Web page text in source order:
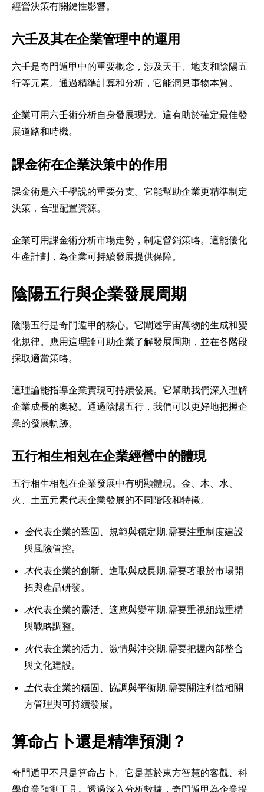
經營決策有關鍵性影響。
六壬及其在企業管理中的運用
六壬是奇門遁甲中的重要概念，涉及天干、地支和陰陽五
行等元素。通過精準計算和分析，它能洞見事物本質。
企業可用六壬術分析自身發展現狀。這有助於確定最佳發
展道路和時機。
課金術在企業決策中的作用
課金術是六壬學說的重要分支。它能幫助企業更精準制定
決策，合理配置資源。
企業可用課金術分析市場走勢，制定營銷策略。這能優化
生產計劃，為企業可持續發展提供保障。
陰陽五行與企業發展周期
陰陽五行是奇門遁甲的核心。它闡述宇宙萬物的生成和變
化規律。應用這理論可助企業了解發展周期，並在各階段
採取適當策略。
這理論能指導企業實現可持續發展。它幫助我們深入理解
企業成長的奧秘。通過陰陽五行，我們可以更好地把握企
業的發展軌跡。
五行相生相剋在企業經營中的體現
五行相生相剋在企業發展中有明顯體現。金、木、水、
火、土五元素代表企業發展的不同階段和特徵。
金代表企業的鞏固、規範與穩定期,需要注重制度建設
與風險管控。
木代表企業的創新、進取與成長期,需要著眼於市場開
拓與產品研發。
水代表企業的靈活、適應與變革期,需要重視組織重構
與戰略調整。
火代表企業的活力、激情與沖突期,需要把握內部整合
與文化建設。
土代表企業的穩固、協調與平衡期,需要關注利益相關
方管理與可持續發展。
算命占卜還是精準預測？
奇門遁甲不只是算命占卜。它是基於東方智慧的客觀、科
學商業預測工具。透過深入分析數據，奇門遁甲為企業提